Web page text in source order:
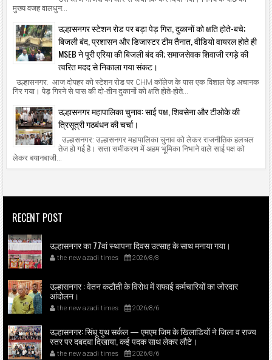
मुख्य वजह वालधुन...
उल्हासनगर स्टेशन रोड पर बड़ा पेड़ गिरा, दुकानों को क्षति होते-बचे;
बिजली बंद, प्रशासन और डिजास्टर टीम तैनात, वीडियो वायरल होते ही
MSEB ने पूरी एरिया की बिजली बंद की; समाजसेवक शिवाजी रगड़े की
त्वरित मदद से निकाला गया संकट।
उल्हासनगर: आज दोपहर को स्टेशन रोड पर CHM कॉलेज के पास एक विशाल पेड़ अचानक
गिर गया। पेड़ गिरने से पास की दो-तीन दुकानों को क्षति होते-होते...
उल्हासनगर महापालिका चुनाव: साई पक्ष, शिवसेना और टीओके की
त्रिसूत्री गठबंधन की चर्चा।
उल्हासनगर: उल्हासनगर महापालिका चुनाव को लेकर राजनीतिक हलचल
तेज हो गई है। सत्ता समीकरण में अहम भूमिका निभाने वाले साई पक्ष को
लेकर बयानबाजी...
RECENT POST
उल्हासनगर का 77वां स्थापना दिवस उत्साह के साथ मनाया गया।
the new azadi times 2026/8/8
उल्हासनगर : वेतन कटौती के विरोध में सफाई कर्मचारियों का जोरदार
आंदोलन।
the new azadi times 2026/8/6
उल्हासनगर: सिंधू युथ सर्कल — एमएम जिम के खिलाडियों ने जिला व राज्य
स्तर पर दबदबा दिखाया, कई पदक साथ लेकर लौटे।
the new azadi times 2026/8/6